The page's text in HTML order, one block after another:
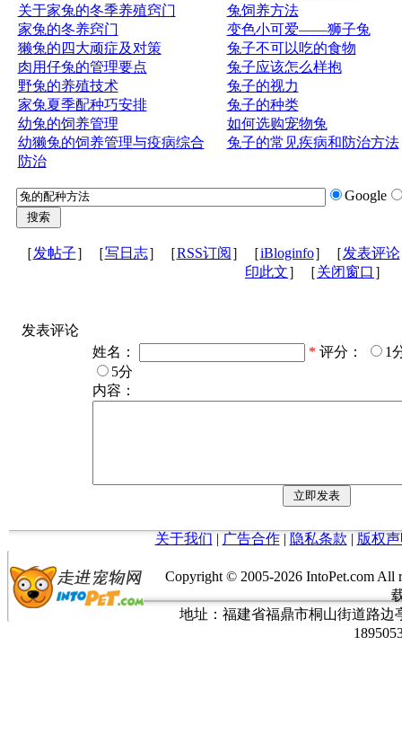
关于家兔的冬季养殖窍门
家兔的冬养窍门
獭兔的四大顽症及对策
肉用仔兔的管理要点
野兔的养殖技术
家兔夏季配种巧安排
幼兔的饲养管理
幼獭兔的饲养管理与疫病综合
防治
兔饲养方法
变色小可爱——狮子兔
兔子不可以吃的食物
兔子应该怎么样抱
兔子的视力
兔子的种类
如何选购宠物兔
兔子的常见疾病和防治方法
Google
［发帖子］［写日志］［RSS订阅 ］［iBloginfo］［发表评论
印此文］［关闭窗口 ］
发表评论
姓名：
* 评分：
1
5分
内容：
关于我们 | 广告合作| 隐私条款 | 版权
Copyright © 2005-2026 IntoPet.com
地址：福建省福鼎市桐山街道路边